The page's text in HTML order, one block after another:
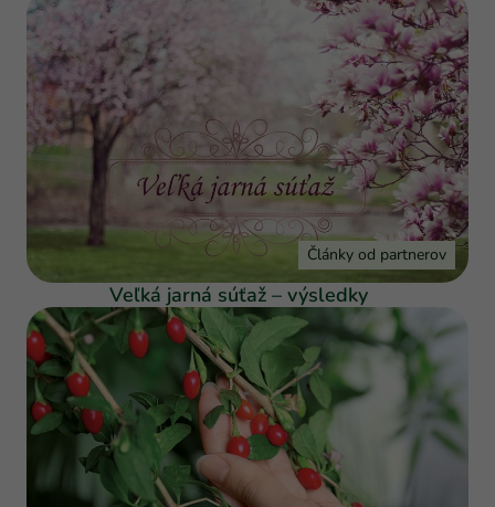
Články od partnerov
Veľká jarná súťaž – výsledky